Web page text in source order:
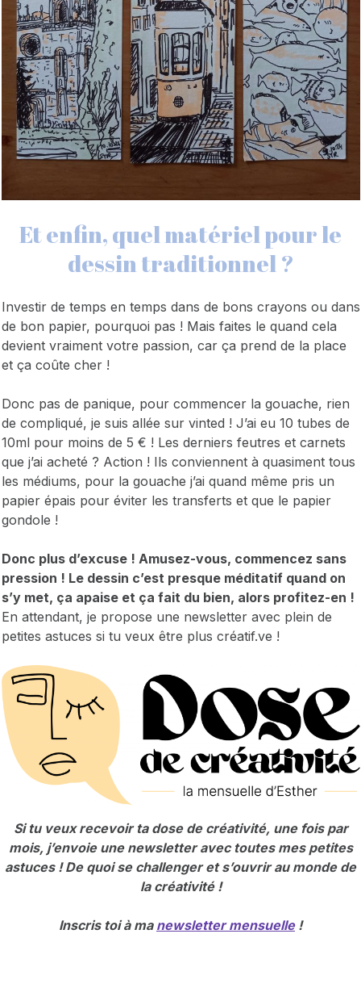
Et enfin, quel matériel pour le
dessin traditionnel ?
Investir de temps en temps dans de bons crayons ou dans
de bon papier, pourquoi pas ! Mais faites le quand cela
devient vraiment votre passion, car ça prend de la place
et ça coûte cher !
Donc pas de panique, pour commencer la gouache, rien
de compliqué, je suis allée sur vinted ! J’ai eu 10 tubes de
10ml pour moins de 5 € ! Les derniers feutres et carnets
que j’ai acheté ? Action ! Ils conviennent à quasiment tous
les médiums, pour la gouache j’ai quand même pris un
papier épais pour éviter les transferts et que le papier
gondole !
Donc plus d’excuse ! Amusez-vous, commencez sans
pression ! Le dessin c’est presque méditatif quand on
s’y met, ça apaise et ça fait du bien, alors profitez-en !
En attendant, je propose une newsletter avec plein de
petites astuces si tu veux être plus créatif.ve !
Si tu veux recevoir ta dose de créativité, une fois par
mois, j’envoie une newsletter avec toutes mes petites
astuces ! De quoi se challenger et s’ouvrir au monde de
la créativité !
Inscris toi à ma newsletter mensuelle!